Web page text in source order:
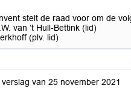
stelt de raad voor om de
van ’t Hull-Bettink (lid)
(plv. lid)
van 25 november 2021